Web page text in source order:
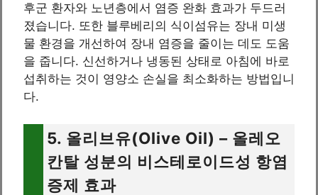
후군 환자와 노년층에서 염증 완화 효과가 두드러
졌습니다. 또한 블루베리의 식이섬유는 장내 미생
물 환경을 개선하여 장내 염증을 줄이는 데도 도움
을 줍니다. 신선하거나 냉동된 상태로 아침에 바로
섭취하는 것이 영양소 손실을 최소화하는 방법입니
다.
5. 올리브유(Olive Oil) – 올레오
칸탈 성분의 비스테로이드성 항염
증제 효과